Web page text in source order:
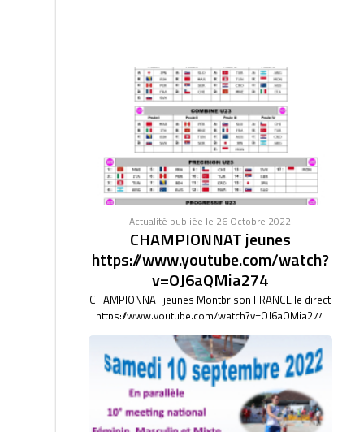
Actualité publiée le 26 Octobre 2022
CHAMPIONNAT jeunes
https://www.youtube.com/watch?
v=OJ6aQMia274
CHAMPIONNAT jeunes Montbrison FRANCE le direct
https://www.youtube.com/watch?v=OJ6aQMia274